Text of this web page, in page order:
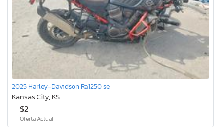
2025 Harley-Davidson Ra1250 se
Kansas City, KS
$2
Oferta Actual